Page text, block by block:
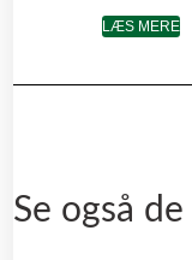
LÆS MERE
Se også